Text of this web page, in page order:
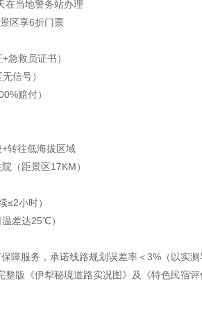
在当地警务站办理
区享6折门票
急救员证书）
信号）
赔付）
转往低海拔区域
（距景区17KM）
≤2小时）
差达25℃）
障服务，承诺线路规划误差率＜3%（以实
版《伊犁秘境道路实况图》及《特色民宿